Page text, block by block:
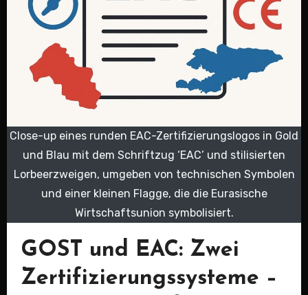
Close-up eines runden EAC-Zertifizierungslogos in Gold
und Blau mit dem Schriftzug ‘EAC’ und stilisierten
Lorbeerzweigen, umgeben von technischen Symbolen
und einer kleinen Flagge, die die Eurasische
Wirtschaftsunion symbolisiert.
GOST und EAC: Zwei
Zertifizierungssysteme –